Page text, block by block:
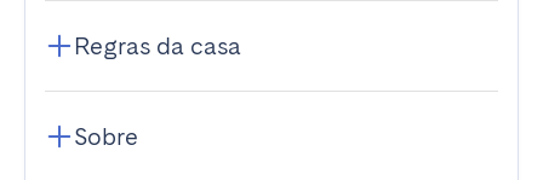
Regras da casa
Sobre